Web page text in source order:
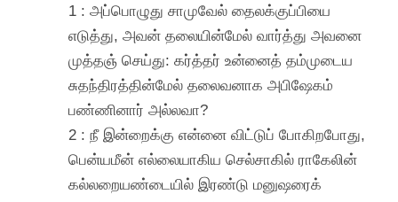
1 : அப்பொழுது சாமுவேல் தைலக்குப்பியை
எடுத்து, அவன் தலையின்மேல் வார்த்து அவனை
முத்தஞ் செய்து: கர்த்தர் உன்னைத் தம்முடைய
சுதந்திரத்தின்மேல் தலைவனாக அபிஷேகம்
பண்ணினார் அல்லவா?
2 : நீ இன்றைக்கு என்னை விட்டுப் போகிறபோது,
பென்யமீன் எல்லையாகிய செல்சாகில் ராகேலின்
கல்லறையண்டையில் இரண்டு மனுஷரைக்